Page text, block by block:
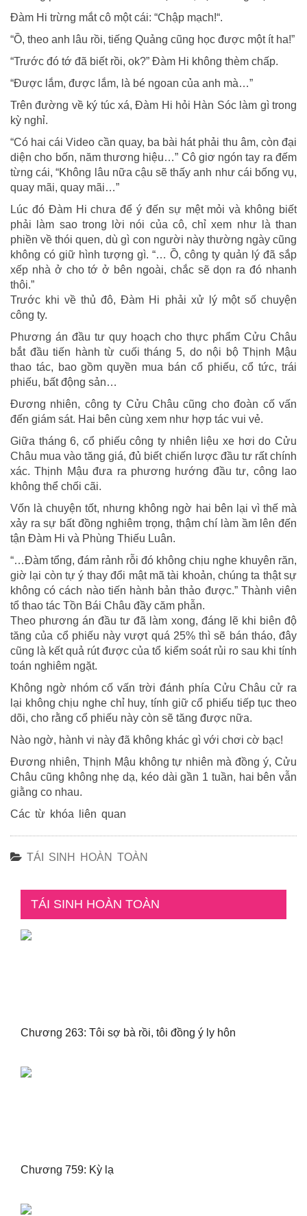
Đàm Hi trừng mắt cô một cái: “Chập mạch!“.
“Ồ, theo anh lâu rồi, tiếng Quảng cũng học được một ít ha!”
“Trước đó tớ đã biết rồi, ok?” Đàm Hi không thèm chấp.
“Được lắm, được lắm, là bé ngoan của anh mà…”
Trên đường về ký túc xá, Đàm Hi hỏi Hàn Sóc làm gì trong
kỳ nghỉ.
“Có hai cái Video cần quay, ba bài hát phải thu âm, còn đại
diện cho bốn, năm thương hiệu…” Cô giơ ngón tay ra đếm
từng cái, “Không lâu nữa cậu sẽ thấy anh như cái bống vụ,
quay mãi, quay mãi…”
Lúc đó Đàm Hi chưa để ý đến sự mệt mỏi và không biết
phải làm sao trong lời nói của cô, chỉ xem như là than
phiền về thói quen, dù gì con người này thường ngày cũng
không có giữ hình tượng gì. “… Ồ, công ty quản lý đã sắp
xếp nhà ở cho tớ ở bên ngoài, chắc sẽ dọn ra đó nhanh
thôi.”
Trước khi về thủ đô, Đàm Hi phải xử lý một số chuyện
công ty.
Phương án đầu tư quy hoạch cho thực phẩm Cửu Châu
bắt đầu tiến hành từ cuối tháng 5, do nội bộ Thịnh Mậu
thao tác, bao gồm quyền mua bán cổ phiếu, cổ tức, trái
phiếu, bất động sản…
Đương nhiên, công ty Cửu Châu cũng cho đoàn cố vấn
đến giám sát. Hai bên cùng xem như hợp tác vui vẻ.
Giữa tháng 6, cổ phiếu công ty nhiên liệu xe hơi do Cửu
Châu mua vào tăng giá, đủ biết chiến lược đầu tư rất chính
xác. Thịnh Mậu đưa ra phương hướng đầu tư, công lao
không thể chối cãi.
Vốn là chuyện tốt, nhưng không ngờ hai bên lại vì thế mà
xảy ra sự bất đồng nghiêm trọng, thậm chí làm ầm lên đến
tận Đàm Hi và Phùng Thiếu Luân.
“…Đàm tổng, đám rảnh rỗi đó không chịu nghe khuyên răn,
giờ lại còn tự ý thay đổi mật mã tài khoản, chúng ta thật sự
không có cách nào tiến hành bản thảo được.” Thành viên
tổ thao tác Tồn Bái Châu đầy căm phẫn.
Theo phương án đầu tư đã làm xong, đáng lẽ khi biên độ
tăng của cổ phiếu này vượt quá 25% thì sẽ bán tháo, đây
cũng là kết quả rút được của tổ kiểm soát rủi ro sau khi tính
toán nghiêm ngặt.
Không ngờ nhóm cố vấn trời đánh phía Cửu Châu cử ra
lại không chịu nghe chỉ huy, tính giữ cổ phiếu tiếp tục theo
dõi, cho rằng cổ phiếu này còn sẽ tăng được nữa.
Nào ngờ, hành vi này đã không khác gì với chơi cờ bạc!
Đương nhiên, Thịnh Mậu không tự nhiên mà đồng ý, Cửu
Châu cũng không nhẹ dạ, kéo dài gần 1 tuần, hai bên vẫn
giằng co nhau.
Các từ khóa liên quan
TÁI SINH HOÀN TOÀN
TÁI SINH HOÀN TOÀN
Chương 263: Tôi sợ bà rồi, tôi đồng ý ly hôn
Chương 759: Kỳ lạ